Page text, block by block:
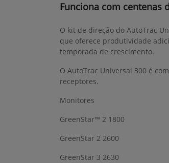
Funciona com centenas
O kit de direção do AutoTrac
que oferece produtividade
temporada de crescimento.
O AutoTrac Universal 300 é
receptores.
Monitores
GreenStar™ 2 1800
GreenStar 2 2600
GreenStar 3 2630